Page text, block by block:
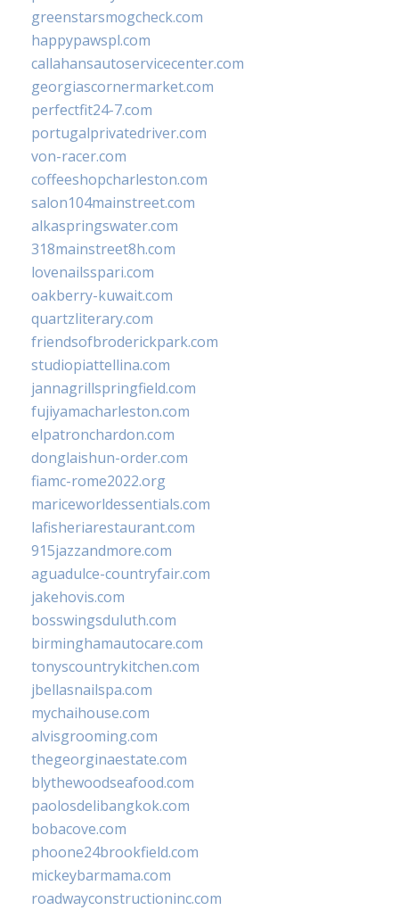
greenstarsmogcheck.com
happypawspl.com
callahansautoservicecenter.com
georgiascornermarket.com
perfectfit24-7.com
portugalprivatedriver.com
von-racer.com
coffeeshopcharleston.com
salon104mainstreet.com
alkaspringswater.com
318mainstreet8h.com
lovenailsspari.com
oakberry-kuwait.com
quartzliterary.com
friendsofbroderickpark.com
studiopiattellina.com
jannagrillspringfield.com
fujiyamacharleston.com
elpatronchardon.com
donglaishun-order.com
fiamc-rome2022.org
mariceworldessentials.com
lafisheriarestaurant.com
915jazzandmore.com
aguadulce-countryfair.com
jakehovis.com
bosswingsduluth.com
birminghamautocare.com
tonyscountrykitchen.com
jbellasnailspa.com
mychaihouse.com
alvisgrooming.com
thegeorginaestate.com
blythewoodseafood.com
paolosdelibangkok.com
bobacove.com
phoone24brookfield.com
mickeybarmama.com
roadwayconstructioninc.com